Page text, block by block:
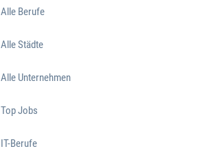
Alle Berufe
Alle Städte
Alle Unternehmen
Top Jobs
IT-Berufe